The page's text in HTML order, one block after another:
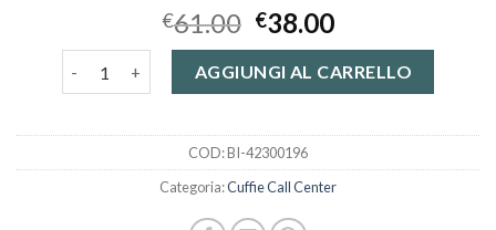
€61.00 €38.00
AGGIUNGI AL CARRELLO
COD:BI-42300196
Categoria:Cuffie Call Center